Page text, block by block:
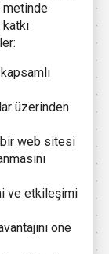
metinde
üzerinden
web sitesi
ve etkileşimi
öne